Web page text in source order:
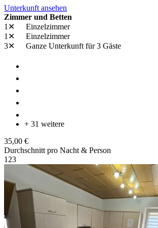
Unterkunft ansehen
Zimmer und Betten
1✕
Einzelzimmer
1✕
Einzelzimmer
3✕
Ganze Unterkunft für 3 Gäste
+ 31 weitere
35,00 €
Durchschnitt pro Nacht & Person
1 23